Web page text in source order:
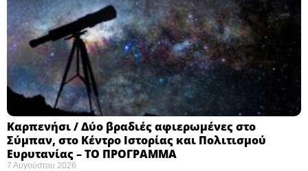
Καρπενήσι / Δύο βραδιές αφιερωμένες στο
Σύμπαν, στο Κέντρο Ιστορίας και Πολιτισμού
Ευρυτανίας – ΤΟ ΠΡΟΓΡΑΜΜΑ
7 Αυγούστου 2026